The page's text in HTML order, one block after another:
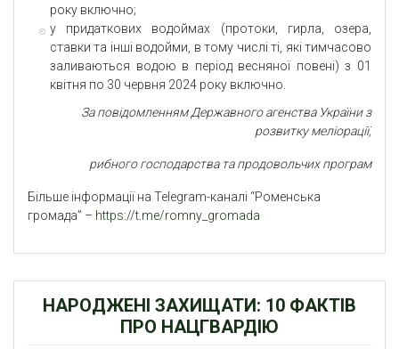
року включно;
у придаткових водоймах (протоки, гирла, озера,
ставки та інші водойми, в тому числі ті, які тимчасово
заливаються водою в період весняної повені) з 01
квітня по 30 червня 2024 року включно.
За повідомленням Державного агенства України з
розвитку меліорації,
рибного господарства та продовольчих програм
Більше інформації на Telegram-каналі “Роменська
громада” – https://t.me/romny_gromada
НАРОДЖЕНІ ЗАХИЩАТИ: 10 ФАКТІВ
ПРО НАЦГВАРДІЮ